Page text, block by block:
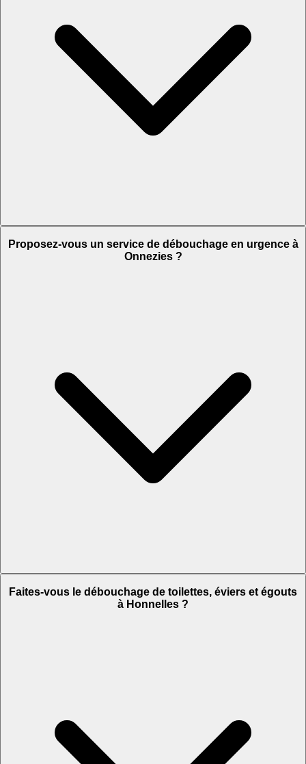
Proposez-vous un service de débouchage en urgence à
Onnezies ?
Faites-vous le débouchage de toilettes, éviers et égouts
à Honnelles ?